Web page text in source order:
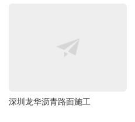
深圳龙华沥青路面施工